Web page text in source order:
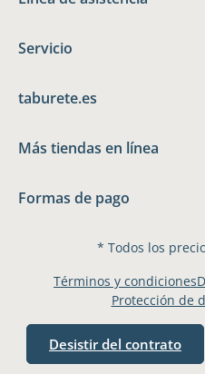
Servicio
taburete.es
Más tiendas en línea
Formas de pago
* Todos los
Desistir del contrato
Términos y condiciones
Protección de